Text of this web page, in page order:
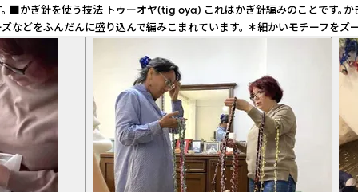
ぎ針を使う技法 トゥーオヤ(tig oya) これはかぎ針編みのことで
をふんだんに盛り込んで編みこまれています。 ＊細かいモチー